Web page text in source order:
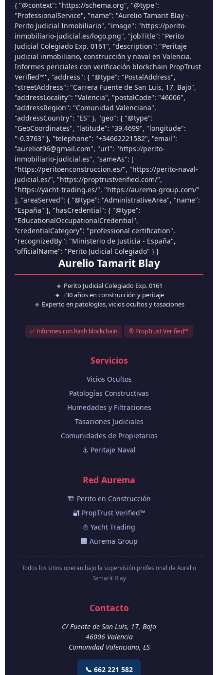
{ "@context": "https://schema.org", "@type":
"ProfessionalService", "name": "Aurelio Tamarit Blay -
Perito Judicial Inmobiliario", "image": "https://perito-
inmobiliario-judicial.es/logo.png", "jobTitle": "Perito
Judicial Colegiado Exp. 0161", "description": "Peritaje
judicial inmobiliario, construcción y naval en Valencia.
Informes periciales con verificación blockchain PropTrust
Verified™", "address": { "@type": "PostalAddress",
"streetAddress": "Carrera Fuente de San Luis, 17, Bajo",
"addressLocality": "Valencia", "postalCode": "46006",
"addressRegion": "Comunidad Valenciana",
"addressCountry": "ES" }, "geo": { "@type":
"GeoCoordinates", "latitude": "39.4699", "longitude":
"-0.3763" }, "telephone": "+34662221582", "email":
"aureliot96@gmail.com", "url": "https://perito-
inmobiliario-judicial.es", "sameAs": [
"https://peritoenconstruccion.es/", "https://perito-naval-
judicial.es/", "https://proptrustverified.com/",
"https://yacht-trading.es/", "https://aurema-group.com/"
], "areaServed": { "@type": "AdministrativeArea", "name":
"España" }, "hasCredential": { "@type":
"EducationalOccupationalCredential",
"credentialCategory": "professional certification",
"recognizedBy": "Ministerio de Justicia - España",
"officialName": "Perito Judicial Colegiado" } }
Aurelio Tamarit Blay
🔹 Perito Judicial Colegiado Exp. 0161
🔹 +30 años en construcción y peritaje
🔹 Experto en patologías, vicios ocultos y tasaciones
✅ Informes con hash blockchain ® PropTrust Verified™
Servicios
Vicios Ocultos
Patologías Constructivas
Humedades y Filtraciones
Tasaciones Judiciales
Comunidades de Propietarios
⚓ Peritaje Naval
Red Aurema
🏗️ Perito en Construcción
🔐 PropTrust Verified™
⛵ Yacht Trading
🏢 Aurema Group
Todos los sitios operan bajo la supervisión profesional de Aurelio
Tamarit Blay
Contacto
C/ Fuente de San Luis, 17, Bajo
46006 Valencia
Comunidad Valenciana, ES
📞 662 221 582